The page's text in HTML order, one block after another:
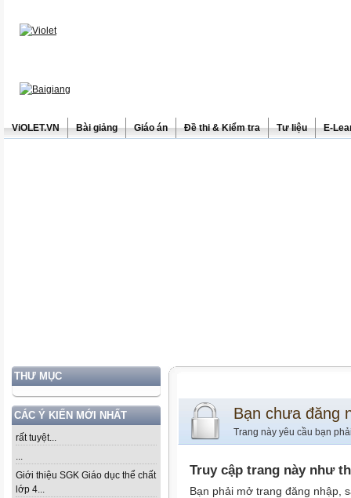
ViOLET.VN Bài giảng Giáo án Đề thi & Kiểm tra Tư liệu E-
THƯ MỤC
CÁC Ý KIẾN MỚI NHẤT
rất tuyệt...
...
Giới thiệu SGK Giáo dục thể chất
lớp 4...
Bạn chưa đăng
Trang này yêu cầu bạn
Truy cập trang này như
Bạn phải mở trang đăng nhập,